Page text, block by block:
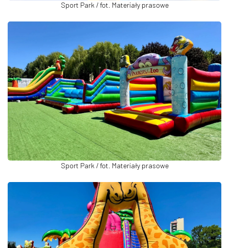
Sport Park / fot. Materiały prasowe
Sport Park / fot. Materiały prasowe